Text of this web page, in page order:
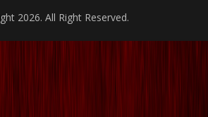
2026. All Right Reserved.